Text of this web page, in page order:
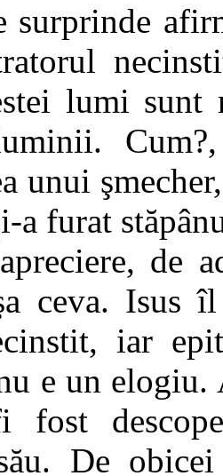
surprinde
lumi sunt
unui
a furat
de
ceva. Isus
iar
e un
fost
De